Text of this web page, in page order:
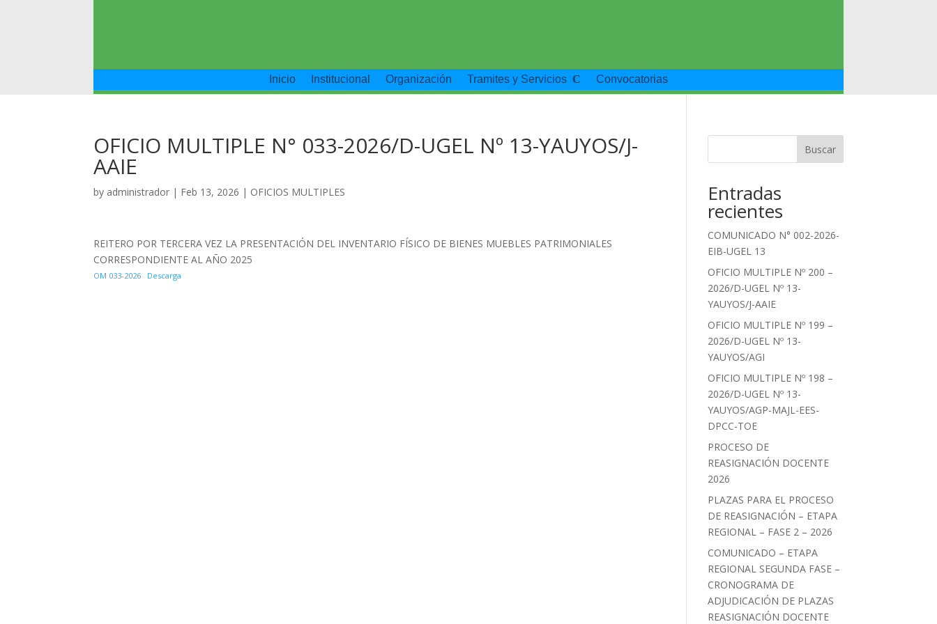
Inicio Institucional Organización Tramites y Servicios Convocatorias
OFICIO MULTIPLE N° 033-2026/D-UGEL Nº 13-YAUYOS/J-
AAIE
by administrador | Feb 13, 2026 | OFICIOS MULTIPLES
REITERO POR TERCERA VEZ LA PRESENTACIÓN DEL INVENTARIO FÍSICO DE BIENES MUEBLES PATRIMONIALES
CORRESPONDIENTE AL AÑO 2025
OM 033-2026 Descarga
Buscar
Entradas
recientes
COMUNICADO N° 002-2026-
EIB-UGEL 13
OFICIO MULTIPLE Nº 200 –
2026/D-UGEL Nº 13-
YAUYOS/J-AAIE
OFICIO MULTIPLE Nº 199 –
2026/D-UGEL Nº 13-
YAUYOS/AGI
OFICIO MULTIPLE Nº 198 –
2026/D-UGEL Nº 13-
YAUYOS/AGP-MAJL-EES-
DPCC-TOE
PROCESO DE
REASIGNACIÓN DOCENTE
2026
PLAZAS PARA EL PROCESO
DE REASIGNACIÓN – ETAPA
REGIONAL – FASE 2 – 2026
COMUNICADO – ETAPA
REGIONAL SEGUNDA FASE –
CRONOGRAMA DE
ADJUDICACIÓN DE PLAZAS
REASIGNACIÓN DOCENTE